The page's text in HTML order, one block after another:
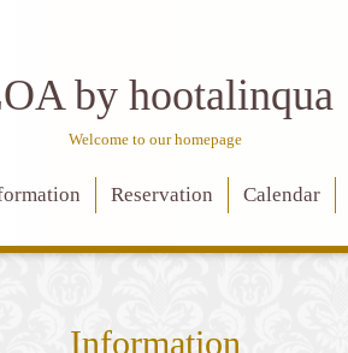
by hootalinqua
Welcome to our homepage
Reservation Calendar
Information